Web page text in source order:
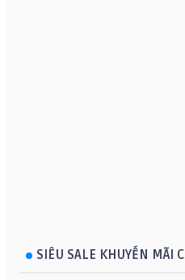
SIÊU SALE KHUYẾN MÃI